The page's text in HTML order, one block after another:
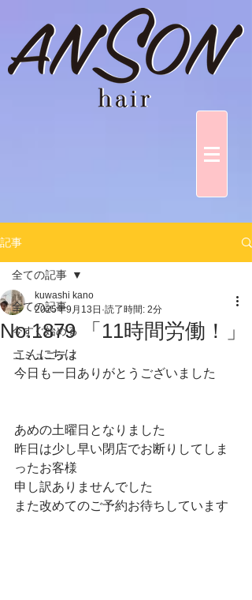
記事
全ての記事
今すぐ始める
コミュニティ
全ての記事
No.1879 「11時間労働！」
kuwashi kano
2025年9月13日 読了時間: 2分
こんにちは
今日も一日ありがとうございました
あめの土曜日となりました
昨日は少し早い閉店でお断りしてしま
ったお客様
申し訳ありませんでした
また改めてのご予約お待ちしています